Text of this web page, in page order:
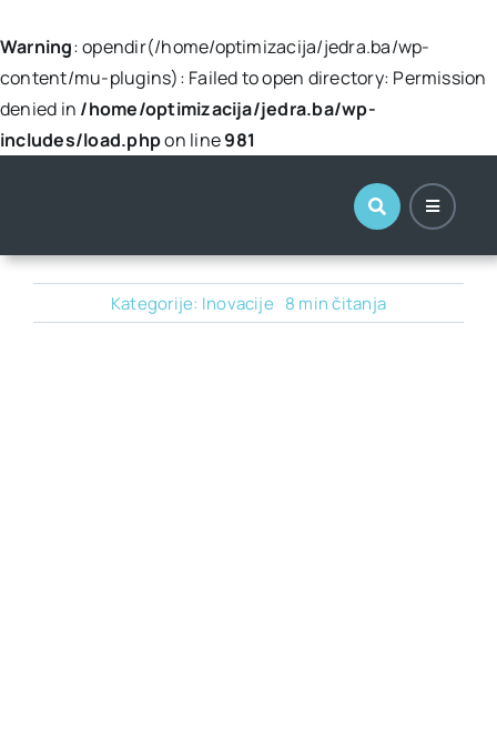
Warning: opendir(/home/optimizacija/jedra.ba/wp-
content/mu-plugins): Failed to open directory: Permission
denied in /home/optimizacija/jedra.ba/wp-
includes/load.phpon line981
Kategorije: Inovacije 8 min čitanja